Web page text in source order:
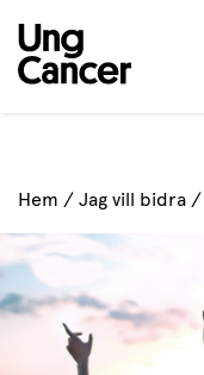
Hem / Jag vill bidra /